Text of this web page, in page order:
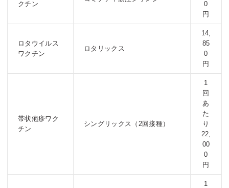
クチン
0
円
ロタウイルス
ワクチン
ロタリックス
14,
85
0
円
帯状疱疹ワク
チン
シングリックス（2回接種）
1
回
あ
た
り
22,
00
0
円
1